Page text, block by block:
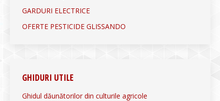
GARDURI ELECTRICE
OFERTE PESTICIDE GLISSANDO
GHIDURI UTILE
Ghidul dăunătorilor din culturile agricole